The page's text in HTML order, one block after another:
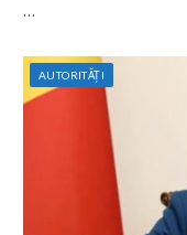
…
AUTORITĂȚI